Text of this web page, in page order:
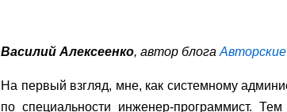
Василий Алексеенко, автор блога
На первый взгляд, мне, как системному
по специальности инженер-программист.